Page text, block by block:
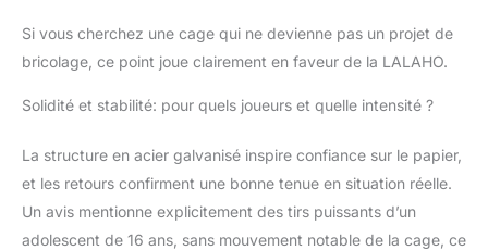
rapidement. Lorsque le
est presque de la
même longueur, ce qui
est plus pratique à
【Dimensions】: 300 x
200 x 120 centimètres,
les adultes et les
enfants peuvent
Si vous cherchez une cage qui ne devienne pas un projet de
bricolage, ce point joue clairement en faveur de la LALAHO.
Solidité et stabilité: pour quels joueurs et quelle intensité ?
La structure en acier galvanisé inspire confiance sur le papier,
et les retours confirment une bonne tenue en situation réelle.
Un avis mentionne explicitement des tirs puissants d’un
adolescent de 16 ans, sans mouvement notable de la cage, ce